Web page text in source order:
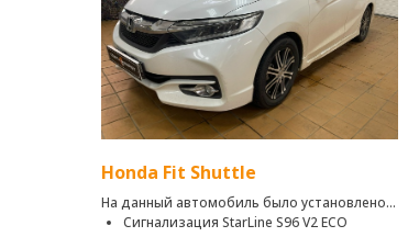
Honda Fit Shuttle
На данный автомобиль было установлено:
Сигнализация StarLine S96 V2 ЕСO